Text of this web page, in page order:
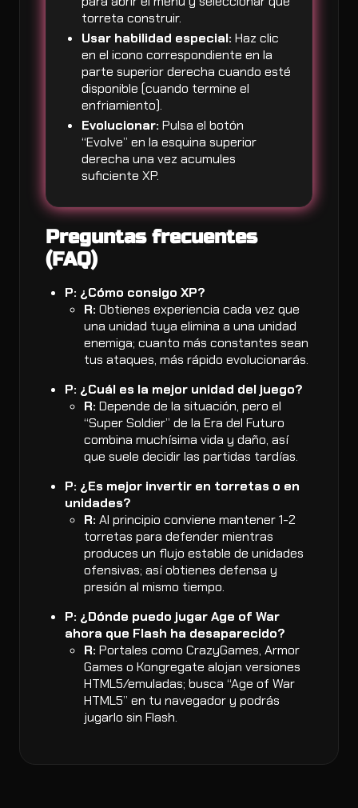
torreta construir.
Usar habilidad especial: Haz clic
en el icono correspondiente en la
parte superior derecha cuando esté
disponible (cuando termine el
enfriamiento).
Evolucionar: Pulsa el botón
“Evolve” en la esquina superior
derecha una vez acumules
suficiente XP.
Preguntas frecuentes
(FAQ)
P: ¿Cómo consigo XP?
R: Obtienes experiencia cada vez que
una unidad tuya elimina a una unidad
enemiga; cuanto más constantes sean
tus ataques, más rápido evolucionarás.
P: ¿Cuál es la mejor unidad del juego?
R: Depende de la situación, pero el
“Super Soldier” de la Era del Futuro
combina muchísima vida y daño, así
que suele decidir las partidas tardías.
P: ¿Es mejor invertir en torretas o en
unidades?
R: Al principio conviene mantener 1-2
torretas para defender mientras
produces un flujo estable de unidades
ofensivas; así obtienes defensa y
presión al mismo tiempo.
P: ¿Dónde puedo jugar Age of War
ahora que Flash ha desaparecido?
R: Portales como CrazyGames, Armor
Games o Kongregate alojan versiones
HTML5/emuladas; busca “Age of War
HTML5” en tu navegador y podrás
jugarlo sin Flash.